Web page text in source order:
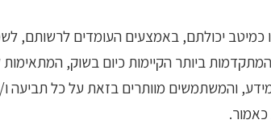
כמיטב יכולתם, באמצעים העומדים לרשותם,
ביותר הקיימות כיום בשוק, המתאימות
והמשתמשים מוותרים בזאת על כל תביעה